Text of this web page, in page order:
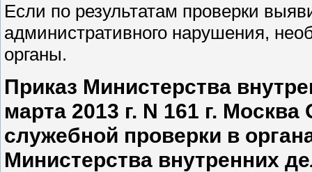
Если по результатам проверки
административного нарушения,
органы.
Приказ Министерства
марта 2013 г. N 161 г.
служебной проверки в
Министерства внутренних